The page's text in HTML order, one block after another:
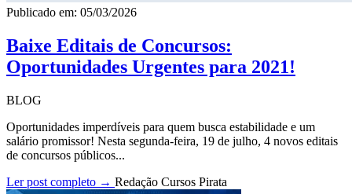
Publicado em: 05/03/2026
Baixe Editais de Concursos:
Oportunidades Urgentes para 2021!
BLOG
Oportunidades imperdíveis para quem busca estabilidade e um
salário promissor! Nesta segunda-feira, 19 de julho, 4 novos editais
de concursos públicos...
Ler post completo → Redação Cursos Pirata